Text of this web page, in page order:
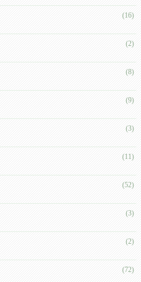
(16)
(2)
(8)
(9)
(3)
(11)
(52)
(3)
(2)
(72)